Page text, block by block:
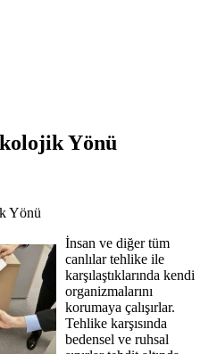
Yönü
Yönü
İnsan ve diğer tüm
canlılar tehlike ile
karşılaştıklarında kendi
organizmalarını
korumaya çalışırlar.
Tehlike karşısında
bedensel ve ruhsal